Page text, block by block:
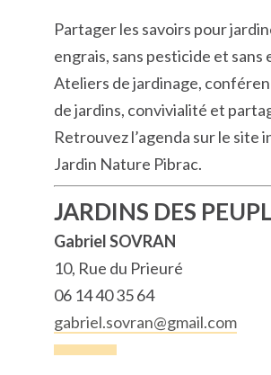
Partager les savoirs pour
engrais, sans pesticide et
Ateliers de jardinage,
de jardins, convivialité et
Retrouvez l’agenda sur le site
Jardin Nature Pibrac.
JARDINS DES
Gabriel SOVRAN
10, Rue du Prieuré
06 14 40 35 64
gabriel.sovran@gmail.com